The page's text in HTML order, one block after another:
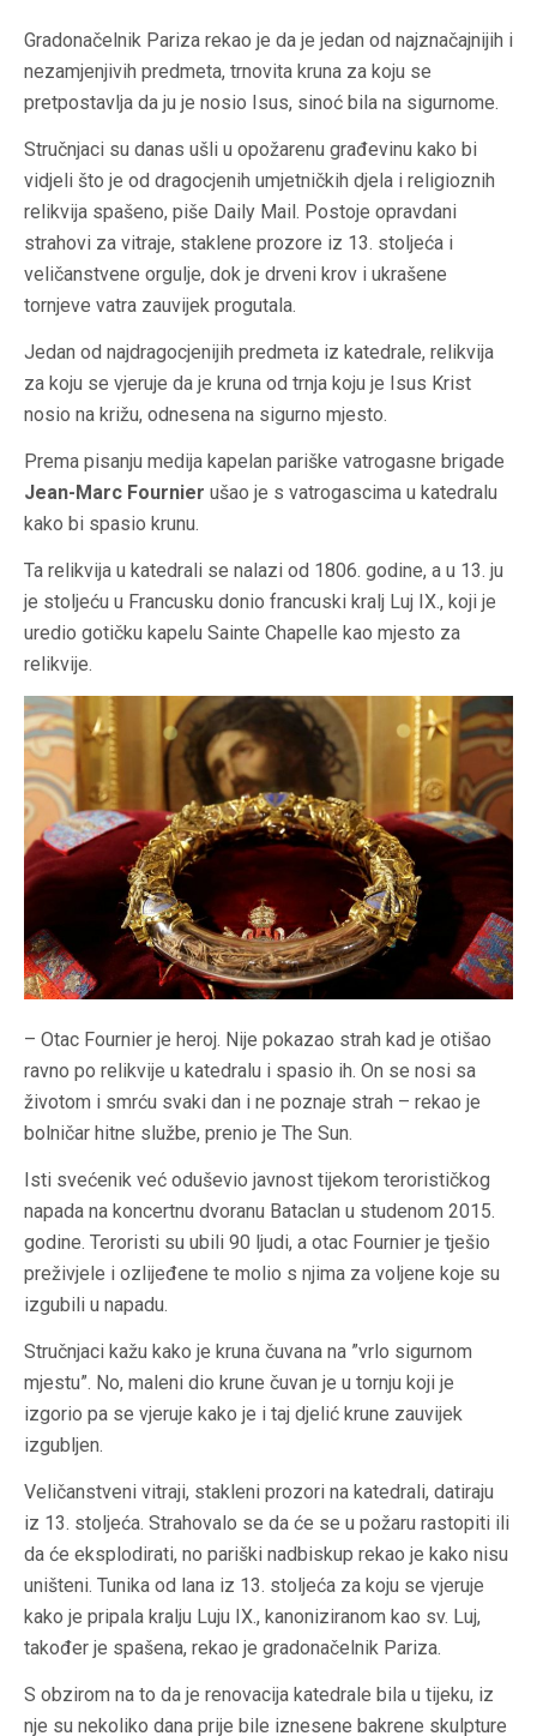
Gradonačelnik Pariza rekao je da je jedan od najznačajnijih i
nezamjenjivih predmeta, trnovita kruna za koju se
pretpostavlja da ju je nosio Isus, sinoć bila na sigurnome.
Stručnjaci su danas ušli u opožarenu građevinu kako bi
vidjeli što je od dragocjenih umjetničkih djela i religioznih
relikvija spašeno, piše Daily Mail. Postoje opravdani
strahovi za vitraje, staklene prozore iz 13. stoljeća i
veličanstvene orgulje, dok je drveni krov i ukrašene
tornjeve vatra zauvijek progutala.
Jedan od najdragocjenijih predmeta iz katedrale, relikvija
za koju se vjeruje da je kruna od trnja koju je Isus Krist
nosio na križu, odnesena na sigurno mjesto.
Prema pisanju medija kapelan pariške vatrogasne brigade
Jean-Marc Fournier ušao je s vatrogascima u katedralu
kako bi spasio krunu.
Ta relikvija u katedrali se nalazi od 1806. godine, a u 13. ju
je stoljeću u Francusku donio francuski kralj Luj IX., koji je
uredio gotičku kapelu Sainte Chapelle kao mjesto za
relikvije.
– Otac Fournier je heroj. Nije pokazao strah kad je otišao
ravno po relikvije u katedralu i spasio ih. On se nosi sa
životom i smrću svaki dan i ne poznaje strah – rekao je
bolničar hitne službe, prenio je The Sun.
Isti svećenik već oduševio javnost tijekom terorističkog
napada na koncertnu dvoranu Bataclan u studenom 2015.
godine. Teroristi su ubili 90 ljudi, a otac Fournier je tješio
preživjele i ozlijeđene te molio s njima za voljene koje su
izgubili u napadu.
Stručnjaci kažu kako je kruna čuvana na ”vrlo sigurnom
mjestu”. No, maleni dio krune čuvan je u tornju koji je
izgorio pa se vjeruje kako je i taj djelić krune zauvijek
izgubljen.
Veličanstveni vitraji, stakleni prozori na katedrali, datiraju
iz 13. stoljeća. Strahovalo se da će se u požaru rastopiti ili
da će eksplodirati, no pariški nadbiskup rekao je kako nisu
uništeni. Tunika od lana iz 13. stoljeća za koju se vjeruje
kako je pripala kralju Luju IX., kanoniziranom kao sv. Luj,
također je spašena, rekao je gradonačelnik Pariza.
S obzirom na to da je renovacija katedrale bila u tijeku, iz
nje su nekoliko dana prije bile iznesene bakrene skulpture